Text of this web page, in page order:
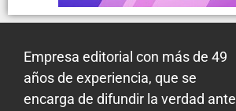
Empresa editorial con más de 49
años de experiencia, que se
encarga de difundir la verdad ante